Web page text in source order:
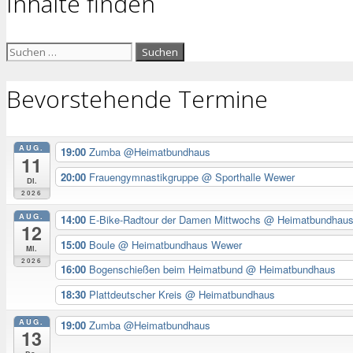
Suchen
Bevorstehende Termine
AUG.
11
Di.
2026
19:00 Zumba @Heimatbundhaus
20:00 Frauengymnastikgruppe @ Sporthalle Wewer
AUG.
12
Mi.
2026
14:00 E-Bike-Radtour der Damen Mittwochs @
15:00 Boule @ Heimatbundhaus Wewer
16:00 Bogenschießen beim Heimatbund @ Heimatbundhaus
18:30 Plattdeutscher Kreis @ Heimatbundhaus
AUG.
13
19:00 Zumba @Heimatbundhaus